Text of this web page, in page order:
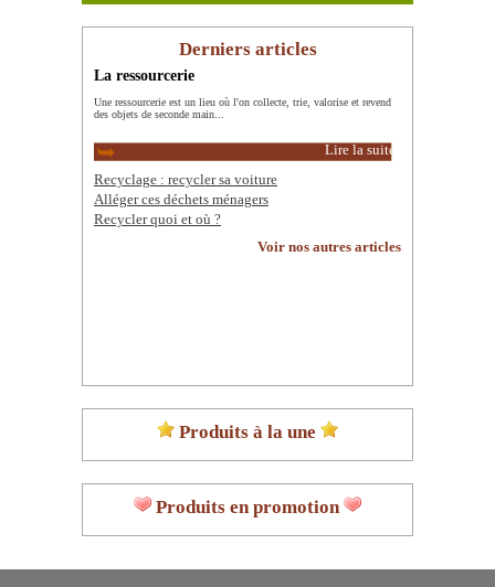
Derniers articles
La ressourcerie
Une ressourcerie est un lieu où l'on collecte, trie, valorise et revend
des objets de seconde main...
Lire la suite
Recyclage : recycler sa voiture
Alléger ces déchets ménagers
Recycler quoi et où ?
Voir nos autres articles
Produits à la une
Produits en promotion